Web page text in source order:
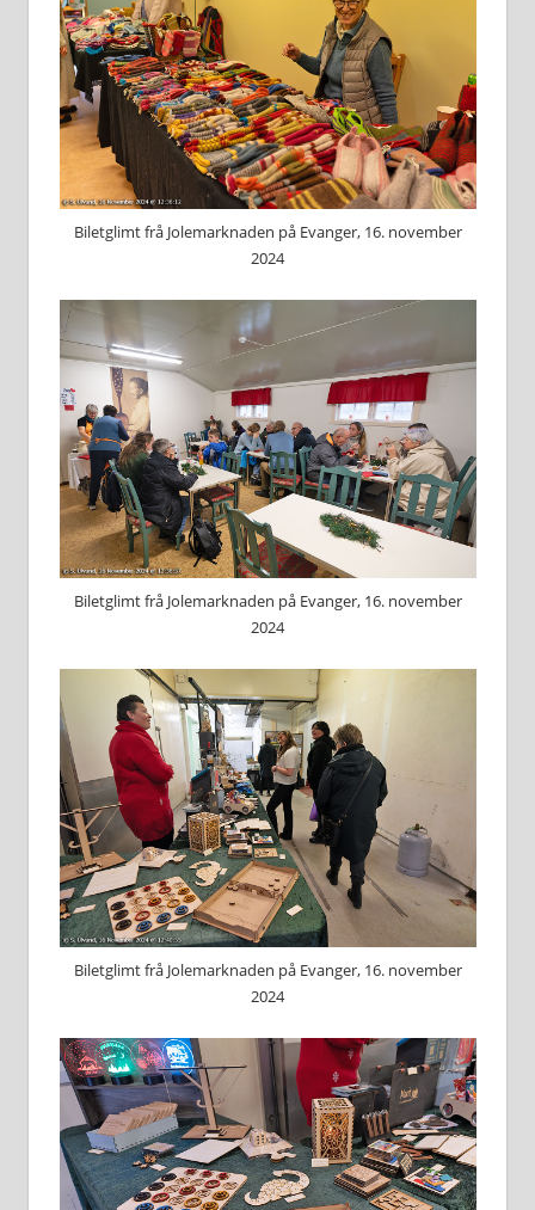
Biletglimt frå Jolemarknaden på Evanger, 16. november
2024
Biletglimt frå Jolemarknaden på Evanger, 16. november
2024
Biletglimt frå Jolemarknaden på Evanger, 16. november
2024